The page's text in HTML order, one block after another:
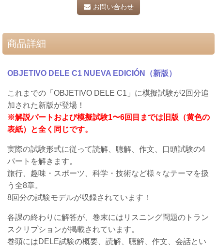
お問い合わせ
商品詳細
OBJETIVO DELE C1 NUEVA EDICIÓN（新版）
これまでの「OBJETIVO DELE C1」に模擬試験が2回分追
加された新版が登場！
※解説パートおよび模擬試験1〜6回目までは旧版（黄色の
表紙）と全く同じです。
実際の試験形式に従って読解、聴解、作文、口頭試験の4
パートを解きます。
旅行、趣味・スポーツ、科学・技術など様々なテーマを扱
う全8章。
8回分の試験モデルが収録されています！
各課の終わりに解答が、巻末にはリスニング問題のトラン
スクリプションが掲載されています。
巻頭にはDELE試験の概要、 読解、聴解、作文、会話とい